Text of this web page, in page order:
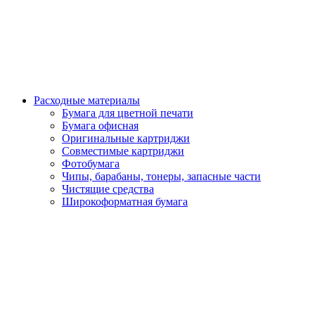
Расходные материалы
Бумага для цветной печати
Бумага офисная
Оригинальные картриджи
Совместимые картриджи
Фотобумага
Чипы, барабаны, тонеры, запасные части
Чистящие средства
Широкоформатная бумага